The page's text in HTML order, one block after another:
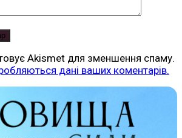
Akismet для зменшення спаму.
дані ваших коментарів.